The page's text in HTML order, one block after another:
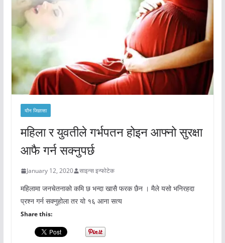
यौन जिज्ञासा
महिला र युवतीले गर्भपतन होइन आफ्नो सुरक्षा
आफै गर्न सक्नुपर्छ
January 12, 2020 साइन्स इन्फोटेक
महिलामा जनचेतनाको कमि छ भन्दा खासै फरक छैन । मैले यसो भनिरहदा
प्रश्न गर्न सक्नुहोला तर यो १६ आना सत्य
Share this: